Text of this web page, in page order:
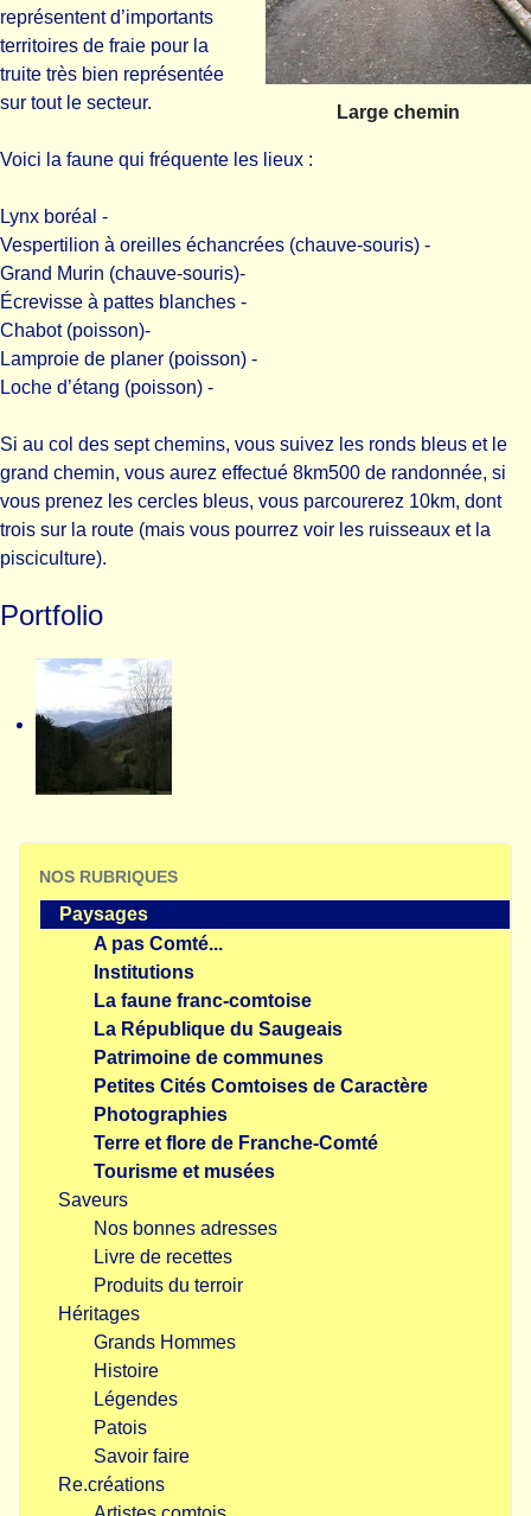
Large chemin
représentent d’importants
territoires de fraie pour la
truite très bien représentée
sur tout le secteur.
Voici la faune qui fréquente les lieux :
Lynx boréal -
Vespertilion à oreilles échancrées (chauve-souris) -
Grand Murin (chauve-souris)-
Écrevisse à pattes blanches -
Chabot (poisson)-
Lamproie de planer (poisson) -
Loche d’étang (poisson) -
Si au col des sept chemins, vous suivez les ronds bleus et le
grand chemin, vous aurez effectué 8km500 de randonnée, si
vous prenez les cercles bleus, vous parcourerez 10km, dont
trois sur la route (mais vous pourrez voir les ruisseaux et la
pisciculture).
Portfolio
NOS RUBRIQUES
Paysages
A pas Comté...
Institutions
La faune franc-comtoise
La République du Saugeais
Patrimoine de communes
Petites Cités Comtoises de Caractère
Photographies
Terre et flore de Franche-Comté
Tourisme et musées
Saveurs
Nos bonnes adresses
Livre de recettes
Produits du terroir
Héritages
Grands Hommes
Histoire
Légendes
Patois
Savoir faire
Re.créations